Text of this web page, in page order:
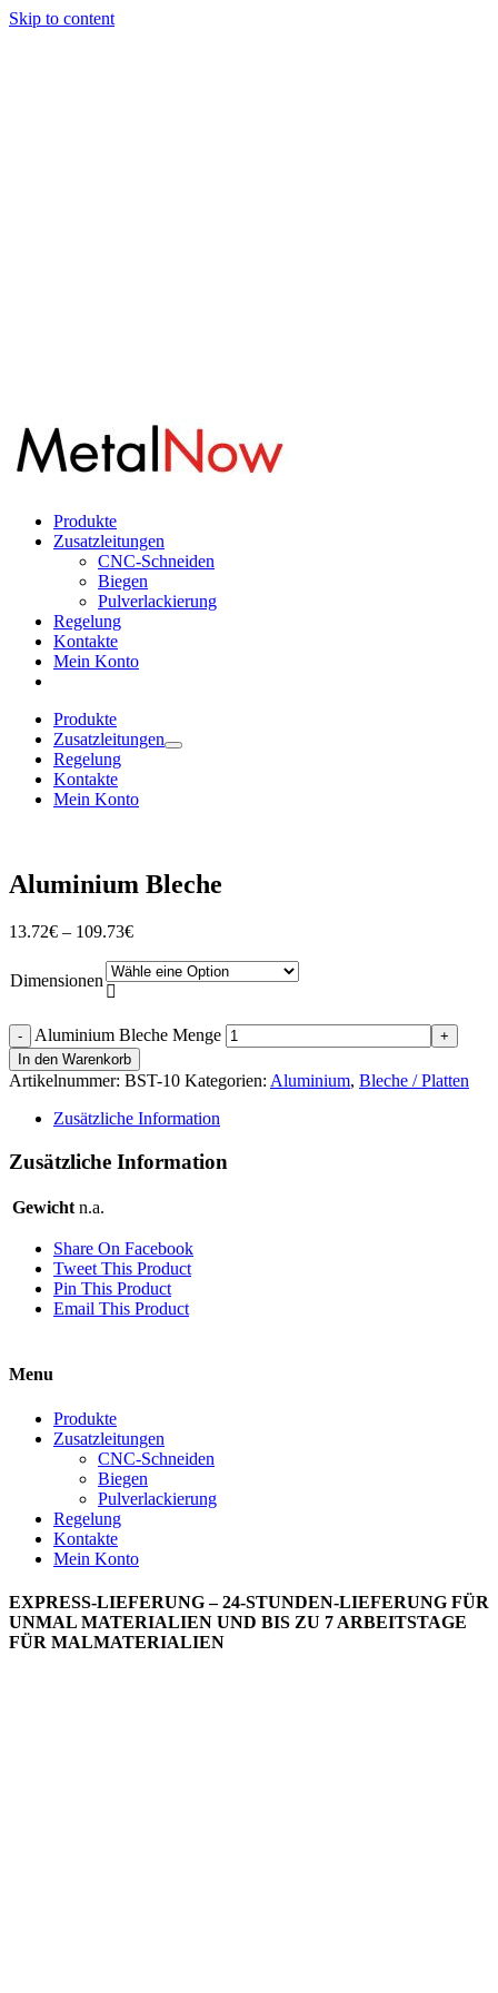
Skip to content
Produkte
Zusatzleitungen
CNC-Schneiden
Biegen
Pulverlackierung
Regelung
Kontakte
Mein Konto
Produkte
Zusatzleitungen
Regelung
Kontakte
Mein Konto
Aluminium Bleche
13.72€ – 109.73€
Dimensionen

Aluminium Bleche Menge
In den Warenkorb
Artikelnummer: BST-10 Kategorien: Aluminium, Bleche / Platten
Zusätzliche Information
Zusätzliche Information
Gewicht n.a.
Share On Facebook
Tweet This Product
Pin This Product
Email This Product
Menu
Produkte
Zusatzleitungen
CNC-Schneiden
Biegen
Pulverlackierung
Regelung
Kontakte
Mein Konto
EXPRESS-LIEFERUNG – 24-STUNDEN-LIEFERUNG FÜR
UNMAL MATERIALIEN UND BIS ZU 7 ARBEITSTAGE
FÜR MALMATERIALIEN